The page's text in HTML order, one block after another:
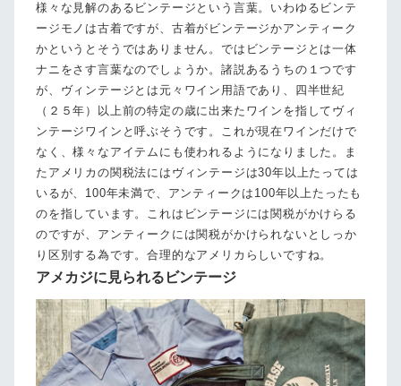
様々な見解のあるビンテージという言葉。いわゆるビンテ
ージモノは古着ですが、古着がビンテージかアンティーク
かというとそうではありません。ではビンテージとは一体
ナニをさす言葉なのでしょうか。諸説あるうちの１つです
が、ヴィンテージとは元々ワイン用語であり、四半世紀
（２５年）以上前の特定の歳に出来たワインを指してヴィ
ンテージワインと呼ぶそうです。これが現在ワインだけで
なく、様々なアイテムにも使われるようになりました。ま
たアメリカの関税法にはヴィンテージは30年以上たっては
いるが、100年未満で、アンティークは100年以上たったも
のを指しています。これはビンテージには関税がかけらる
のですが、アンティークには関税がかけられないとしっか
り区別する為です。合理的なアメリカらしいですね。
アメカジに見られるビンテージ